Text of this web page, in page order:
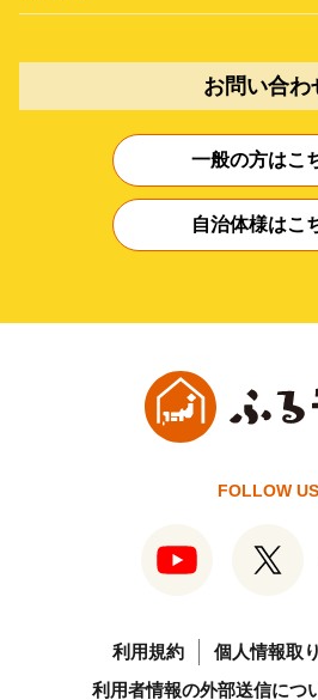
お問い合わ
一般の方はこ
自治体様はこ
FOLLOW US
利用規約
個人情報取
利用者情報の外部送信につ